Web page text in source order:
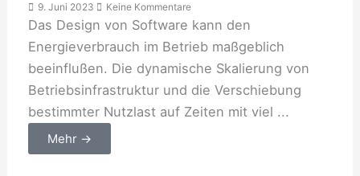
9. Juni 2023 Keine Kommentare
Das Design von Software kann den
Energieverbrauch im Betrieb maßgeblich
beeinflußen. Die dynamische Skalierung von
Betriebsinfrastruktur und die Verschiebung
bestimmter Nutzlast auf Zeiten mit viel ...
Mehr →